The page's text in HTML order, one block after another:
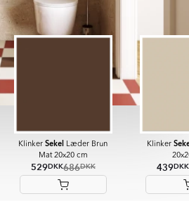
KlinkerSekel Læder Brun
Mat 20x20 cm
529DKK686DKK
Klinker
439DKK